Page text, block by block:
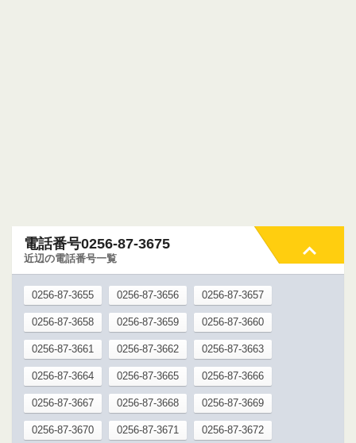
電話番号0256-87-3675
近辺の電話番号一覧
0256-87-3655 0256-87-3656 0256-87-3657
0256-87-3658 0256-87-3659 0256-87-3660
0256-87-3661 0256-87-3662 0256-87-3663
0256-87-3664 0256-87-3665 0256-87-3666
0256-87-3667 0256-87-3668 0256-87-3669
0256-87-3670 0256-87-3671 0256-87-3672